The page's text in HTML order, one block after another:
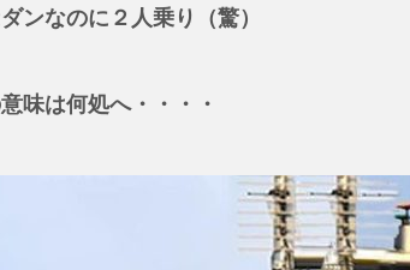
ンなのに２人乗り（驚）
味は何処へ・・・・